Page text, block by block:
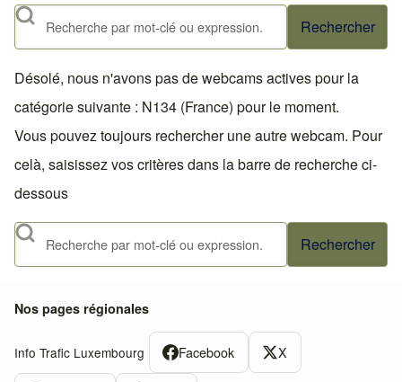
Rechercher
Désolé, nous n'avons pas de webcams actives pour la
catégorie suivante : N134 (France) pour le moment.
Vous pouvez toujours rechercher une autre webcam. Pour
celà, saisissez vos critères dans la barre de recherche ci-
dessous
Rechercher
Nos pages régionales
Info Trafic Luxembourg Facebook X